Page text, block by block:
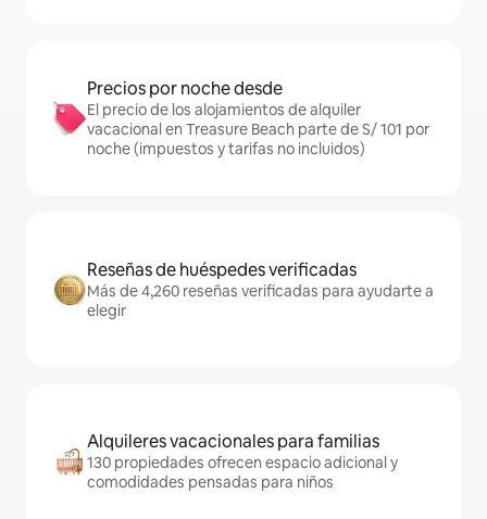
Precios por noche desde
El precio de los alojamientos de alquiler
vacacional en Treasure Beach parte de S/ 101 por
noche (impuestos y tarifas no incluidos)
Reseñas de huéspedes verificadas
Más de 4,260 reseñas verificadas para ayudarte a
elegir
Alquileres vacacionales para familias
130 propiedades ofrecen espacio adicional y
comodidades pensadas para niños